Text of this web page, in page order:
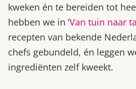
kweken én te bereiden tot
hebben we in ‘Van tuin naar
recepten van bekende
chefs gebundeld, én leggen
ingrediënten zelf kweekt.